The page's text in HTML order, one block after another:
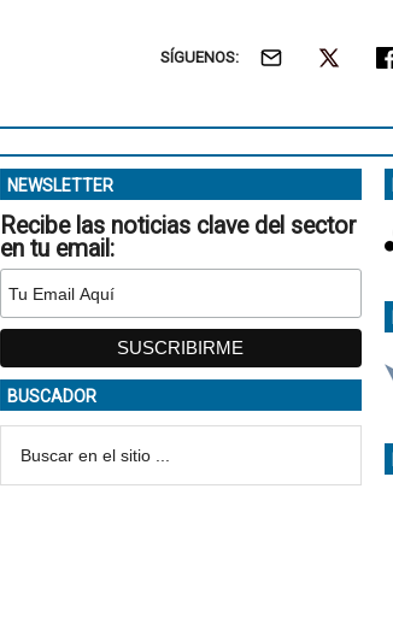
SÍGUENOS:
NEWSLETTER
Recibe las noticias clave del sector
en tu email:
BUSCADOR